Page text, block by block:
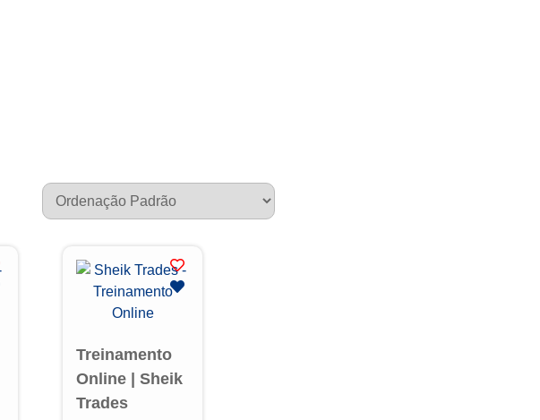
Treinamento
Online | Sheik
Trades